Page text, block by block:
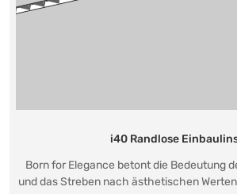
i40 Randlose
Born for Elegance betont die Bedeutung
und das Streben nach ästhetischen